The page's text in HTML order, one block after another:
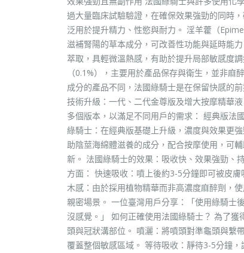
過大量臨床試驗驗證，在確保效果強勁的同時
泛用於提升精力、性慾與耐力。 淫羊藿（
滋補腎陽的草本成分，可改善性功能與延時能
萃取，具輕微溫熱感，有助於提升局部敏感度
（0.1%），主要用於產品保存與衛生，並非
成分的產品不同，法國綠騎士是在保留快感的
技術升級：一代、二代金尊版及增大按摩精華
多個版本，以滿足不同用戶的需求： 經典版法
綠騎士：在經典版基礎上升級，濃度與效果更
助陰莖海綿體滋養的成分，配合按摩使用，可
新。 法國綠騎士的效果：吸收快、效果強勁、
方面： 快速吸收：噴上後約3-5分鐘即可被皮
木感：由於採用植物精華而非高濃度麻醉劑，
親密場景。 一位臺灣用戶分享：「使用綠騎士
沒感覺。」 如何正確使用法國綠騎士？ 為了
頭與冠狀溝部位。 噴灑：將噴頭對準龜頭與繫
覆蓋整個敏感區域。 等待吸收：靜待3-5分鐘